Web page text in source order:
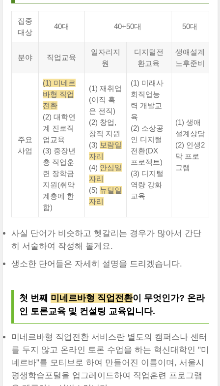
집중
대상
40대 40+50대 50대
분야 직업교육
일자리지
원
디지털전
환교육
생애설계
노후준비
주요
사업
(1) 미네르
바형 직업
전환
(2) 대학연
계 진로직
업교육
(3) 중장년
층 직업훈
련 장학금
지원(취약
계층에 한
함)
(1) 재취업
(이직 혹
은 전직)
(2) 창업,
창직 지원
(3) 보람일
자리
(4) 안심일
자리
(5) 뉴딜일
자리
(1) 미래사
회직업능
력 개발교
육
(2) 소상공
인 디지털
전환(DX
프로젝트)
(3) 디지털
역량 강화
교육
(1) 생애
설계상담
(2) 인생2
막 프로
그램
사실 단어가 비슷하고 헷갈리는 경우가 많아서 간단
히 서술하여 작성해 볼게요.
생소한 단어들은 자세히 설명을 드리겠습니다.
첫 번째 미네르바형 직업전환이 무엇인가? 온라
인 토론교육 및 컨설팅 교육입니다.
미네르바형 직업전환 서비스란 별도의 캠퍼스나 센터
를 두지 않고 온라인 토론 수업을 하는 혁신대학인 "미
네르바"를 모티브로 하여 만들어진 이름이며, 서울시
평생학습포털을 업그레이드하여 직업훈련 프로그램